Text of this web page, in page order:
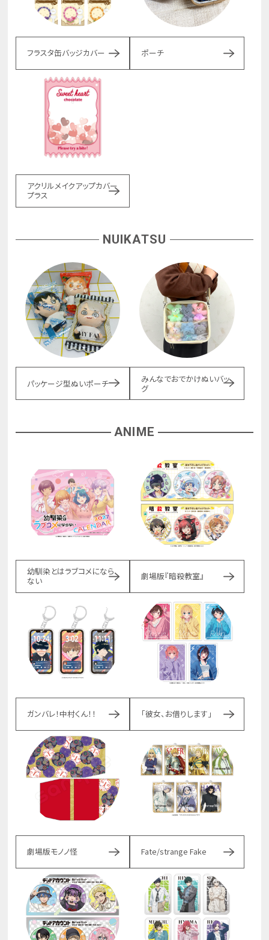
フラスタ缶バッジカバー ポーチ
アクリルメイクアップカバー
プラス
NUIKATSU
パッケージ型ぬいポーチ
みんなでおでかけぬいバッ
グ
ANIME
幼馴染とはラブコメになら
ない
劇場版『暗殺教室』
ガンバレ！中村くん！！ 「彼女、お借りします」
劇場版モノノ怪 Fate/strange Fake